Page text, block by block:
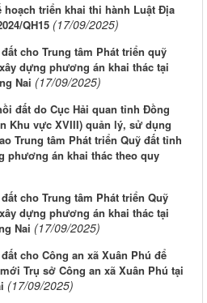
hoạch triển khai thi hành Luật Địa
QH15 (17/09/2025)
cho Trung tâm Phát triển quỹ
dựng phương án khai thác tại
Nai (17/09/2025)
đất do Cục Hải quan tỉnh Đồng
Khu vực XVIII) quản lý, sử dụng
Trung tâm Phát triển Quỹ đất tỉnh
phương án khai thác theo quy
cho Trung tâm Phát triển Quỹ
dựng phương án khai thác tại
Nai (17/09/2025)
cho Công an xã Xuân Phú để
Trụ sở Công an xã Xuân Phú tại
(17/09/2025)